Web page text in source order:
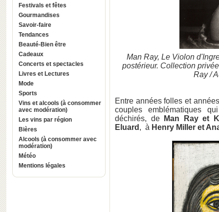
Festivals et fêtes
Gourmandises
Savoir-faire
Tendances
Beauté-Bien être
Cadeaux
Concerts et spectacles
Livres et Lectures
Mode
Sports
Vins et alcools (à consommer
avec modération)
Les vins par région
Bières
Alcools (à consommer avec
modération)
Météo
Mentions légales
Man Ray, Le Violon
postérieur. Collection
Ray /
Entre années folles et
couples emblématiques
déchirés, de
Man Ray et
Eluard , à Henry Miller et